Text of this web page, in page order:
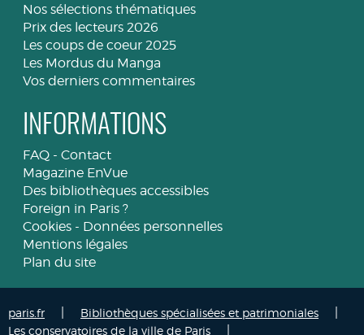
Nos sélections thématiques
Prix des lecteurs 2026
Les coups de coeur 2025
Les Mordus du Manga
Vos derniers commentaires
INFORMATIONS
FAQ - Contact
Magazine EnVue
Des bibliothèques accessibles
Foreign in Paris ?
Cookies - Données personnelles
Mentions légales
Plan du site
paris.fr Bibliothèques spécialisées et patrimoniales
Les conservatoires de la ville de Paris